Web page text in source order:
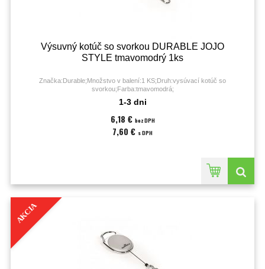
Výsuvný kotúč so svorkou DURABLE JOJO
STYLE tmavomodrý 1ks
Značka:Durable;Množstvo v balení:1 KS;Druh:vysúvací kotúč so
svorkou;Farba:tmavomodrá;
1-3 dni
6,18 € bez DPH
7,60 € s DPH
AKCIA